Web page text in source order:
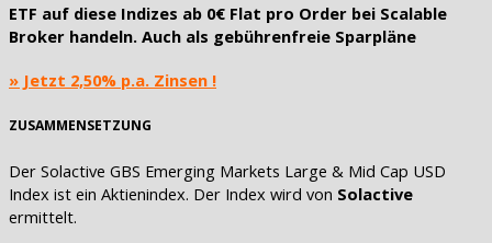
ETF auf diese Indizes ab 0€ Flat pro Order bei Scalable
Broker handeln. Auch als gebührenfreie Sparpläne
» Jetzt 2,50% p.a. Zinsen !
ZUSAMMENSETZUNG
Der Solactive GBS Emerging Markets Large & Mid Cap USD
Index ist ein Aktienindex. Der Index wird von Solactive
ermittelt.